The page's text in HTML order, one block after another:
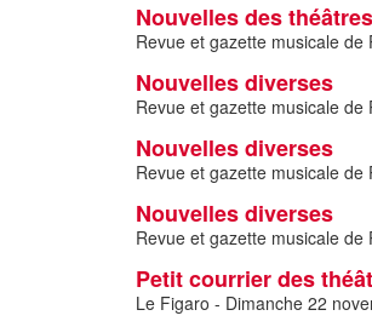
Nouvelles des
Revue et gazette musicale de
Nouvelles diverses
Revue et gazette musicale de
Nouvelles diverses
Revue et gazette musicale
Nouvelles diverses
Revue et gazette musicale
Petit courrier des
Le Figaro - Dimanche 22